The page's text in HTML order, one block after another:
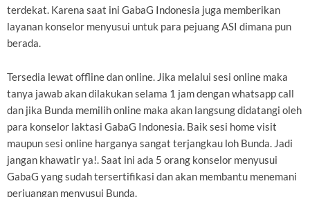
terdekat. Karena saat ini GabaG Indonesia juga memberikan
layanan konselor menyusui untuk para pejuang ASI dimana pun
berada.
Tersedia lewat offline dan online. Jika melalui sesi online maka
tanya jawab akan dilakukan selama 1 jam dengan whatsapp call
dan jika Bunda memilih online maka akan langsung didatangi oleh
para konselor laktasi GabaG Indonesia. Baik sesi home visit
maupun sesi online harganya sangat terjangkau loh Bunda. Jadi
jangan khawatir ya!. Saat ini ada 5 orang konselor menyusui
GabaG yang sudah tersertifikasi dan akan membantu menemani
perjuangan menyusui Bunda.